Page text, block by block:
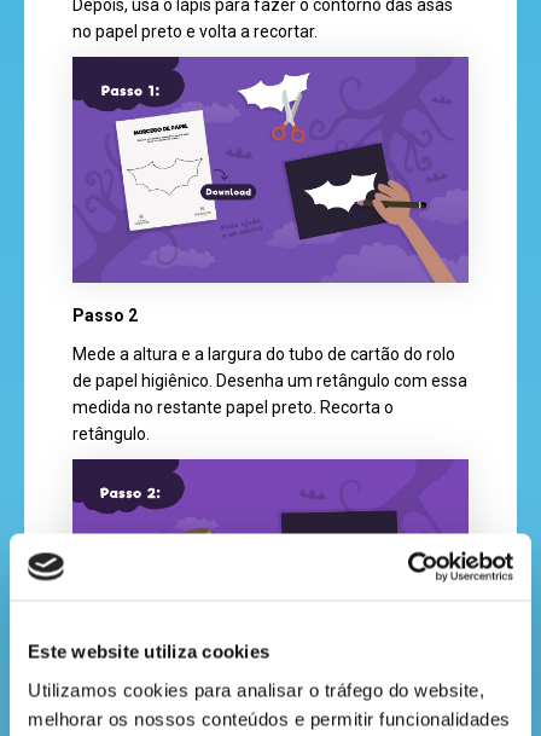
Este website utiliza cookies
Utilizamos cookies para analisar o tráfego do website,
melhorar os nossos conteúdos e permitir funcionalidades
do
Depois, usa o lápis para fazer o contorno das asas
no papel preto e volta a recortar.
Passo 2
Mede a altura e a largura do tubo de cartão do rolo
de papel higiênico. Desenha um retângulo com essa
medida no restante papel preto. Recorta o
retângulo.
Passo 3